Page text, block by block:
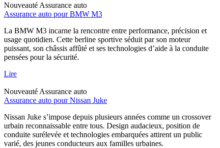
Nouveauté Assurance auto
Assurance auto pour BMW M3
La BMW M3 incarne la rencontre entre performance, précision et
usage quotidien. Cette berline sportive séduit par son moteur
puissant, son châssis affûté et ses technologies d’aide à la conduite
pensées pour la sécurité.
Lire
Nouveauté Assurance auto
Assurance auto pour Nissan Juke
Nissan Juke s’impose depuis plusieurs années comme un crossover
urbain reconnaissable entre tous. Design audacieux, position de
conduite surélevée et technologies embarquées attirent un public
varié, des jeunes conducteurs aux familles urbaines.